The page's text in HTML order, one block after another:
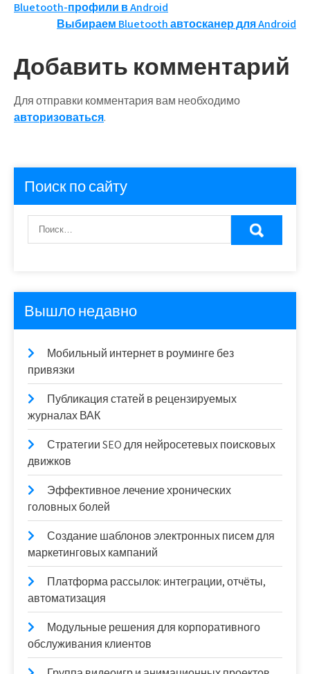
Навигация
записям
Bluetooth-профили в Android
Выбираем Bluetooth автосканер для Android
Добавить комментарий
Для отправки комментария вам необходимо
авторизоваться.
Поиск по сайту
Вышло недавно
Мобильный интернет в роуминге без
привязки
Публикация статей в рецензируемых
журналах ВАК
Стратегии SEO для нейросетевых поисковых
движков
Эффективное лечение хронических
головных болей
Создание шаблонов электронных писем для
маркетинговых кампаний
Платформа рассылок: интеграции, отчёты,
автоматизация
Модульные решения для корпоративного
обслуживания клиентов